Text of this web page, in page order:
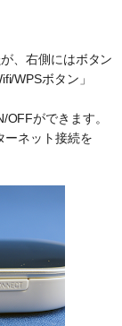
、右側にはボタン
WPSボタン」
ができます。
ーネット接続を